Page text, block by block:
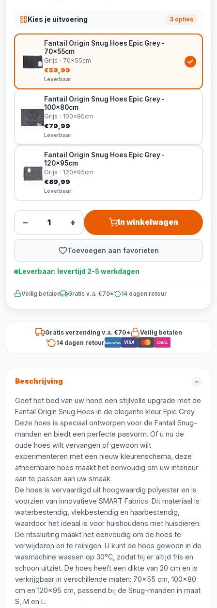
Kies je uitvoering 3 opties
Fantail Origin Snug Hoes Epic Grey -
70x55cm
Grijs · 70x55cm
€59,99
Leverbaar
Fantail Origin Snug Hoes Epic Grey -
100x80cm
Grijs · 100x80cm
€79,99
Leverbaar
Fantail Origin Snug Hoes Epic Grey -
120x95cm
Grijs · 120x95cm
€89,99
Leverbaar
− + In winkelwagen
Toevoegen aan favorieten
Leverbaar: levertijd 2-5 werkdagen
Veilig betalen Gratis v.a. €70* 14 dagen retour
Gratis verzending v.a. €70*
Veilig betalen
14 dagen retourBancontact VISA iDEAL
Beschrijving
Geef het bed van uw hond een stijlvolle upgrade met de
Fantail Origin Snug Hoes in de elegante kleur Epic Grey.
Deze hoes is speciaal ontworpen voor de Fantail Snug-
manden en biedt een perfecte pasvorm. Of u nu de
oude hoes wilt vervangen of gewoon wilt
experimenteren met een nieuw kleurenschema, deze
afneembare hoes maakt het eenvoudig om uw interieur
aan te passen aan uw smaak.
De hoes is vervaardigd uit hoogwaardig polyester en is
voorzien van innovatieve SMART Fabrics. Dit materiaal is
waterbestendig, vlekbestendig en haarbestendig,
waardoor het ideaal is voor huishoudens met huisdieren.
De ritssluiting maakt het eenvoudig om de hoes te
verwijderen en te reinigen. U kunt de hoes gewoon in de
wasmachine wassen op 30°C, zodat hij er altijd fris en
schoon uitziet. De hoes heeft een dikte van 20 cm en is
verkrijgbaar in verschillende maten: 70x55 cm, 100x80
cm en 120x95 cm, passend bij de Snug-manden in maat
S, M en L.